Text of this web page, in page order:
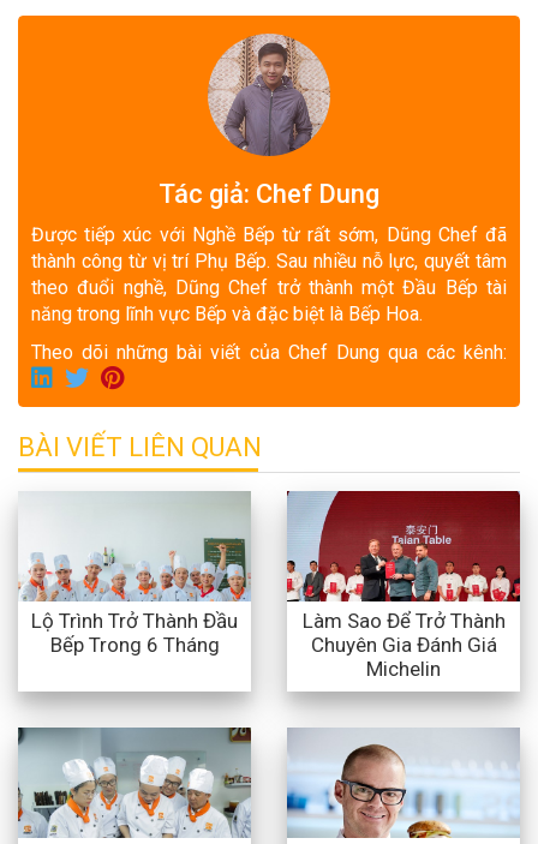
Tác giả: Chef Dung
Được tiếp xúc với Nghề Bếp từ rất sớm, Dũng Chef đã
thành công từ vị trí Phụ Bếp. Sau nhiều nỗ lực, quyết tâm
theo đuổi nghề, Dũng Chef trở thành một Đầu Bếp tài
năng trong lĩnh vực Bếp và đặc biệt là Bếp Hoa.
Theo dõi những bài viết của Chef Dung qua các kênh:
BÀI VIẾT LIÊN QUAN
Lộ Trình Trở Thành Đầu
Bếp Trong 6 Tháng
Làm Sao Để Trở Thành
Chuyên Gia Đánh Giá
Michelin